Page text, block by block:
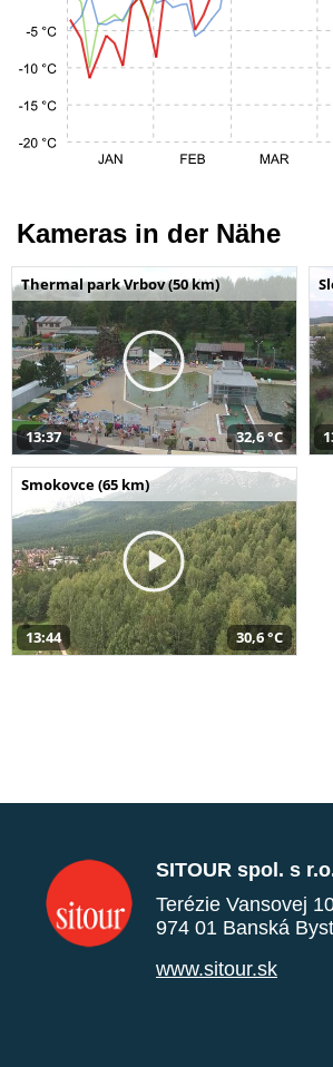
Kameras in der Nähe
Thermal park Vrbov (50 km)
13:37 32,6 °C
Smokovce (65 km)
13:44 30,6 °C
SITOUR spol. s
Terézie Vansovej
974 01 Banská
www.sitour.sk